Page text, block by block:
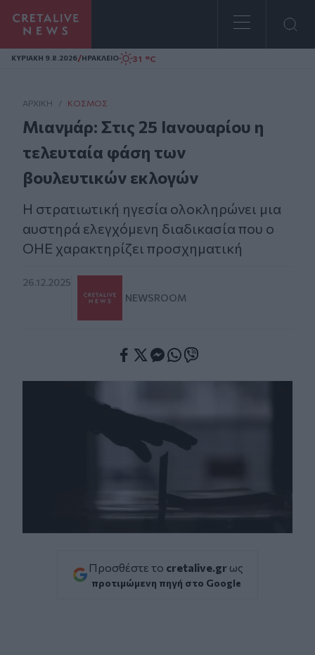
Homepage
ΚΥΡΙΑΚΗ 9.8.2026/ΗΡΑΚΛΕΙΟ 31 °C
ΑΡΧΙΚΗ / ΚΌΣΜΟΣ
Μιανμάρ: Στις 25 Ιανουαρίου η
τελευταία φάση των
βουλευτικών εκλογών
Η στρατιωτική ηγεσία ολοκληρώνει μια
αυστηρά ελεγχόμενη διαδικασία που ο
ΟΗΕ χαρακτηρίζει προσχηματική
26.12.2025
NEWSROOM
Προσθέστε το cretalive.gr ως
προτιμώμενη πηγή στο Google